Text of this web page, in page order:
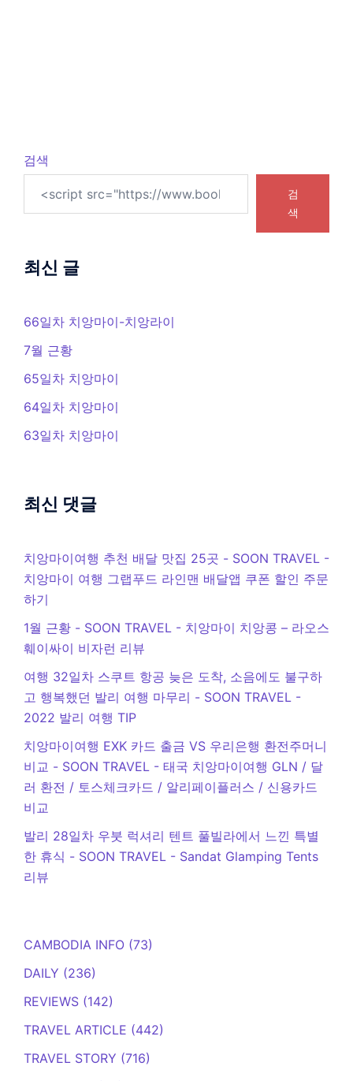
검색
검
색
최신 글
66일차 치앙마이-치앙라이
7월 근황
65일차 치앙마이
64일차 치앙마이
63일차 치앙마이
최신 댓글
치앙마이여행 추천 배달 맛집 25곳 - SOON TRAVEL -
치앙마이 여행 그랩푸드 라인맨 배달앱 쿠폰 할인 주문
하기
1월 근황 - SOON TRAVEL - 치앙마이 치앙콩 – 라오스
훼이싸이 비자런 리뷰
여행 32일차 스쿠트 항공 늦은 도착, 소음에도 불구하
고 행복했던 발리 여행 마무리 - SOON TRAVEL -
2022 발리 여행 TIP
치앙마이여행 EXK 카드 출금 VS 우리은행 환전주머니
비교 - SOON TRAVEL - 태국 치앙마이여행 GLN / 달
러 환전 / 토스체크카드 / 알리페이플러스 / 신용카드
비교
발리 28일차 우붓 럭셔리 텐트 풀빌라에서 느낀 특별
한 휴식 - SOON TRAVEL - Sandat Glamping Tents
리뷰
CAMBODIA INFO (73)
DAILY (236)
REVIEWS (142)
TRAVEL ARTICLE (442)
TRAVEL STORY (716)